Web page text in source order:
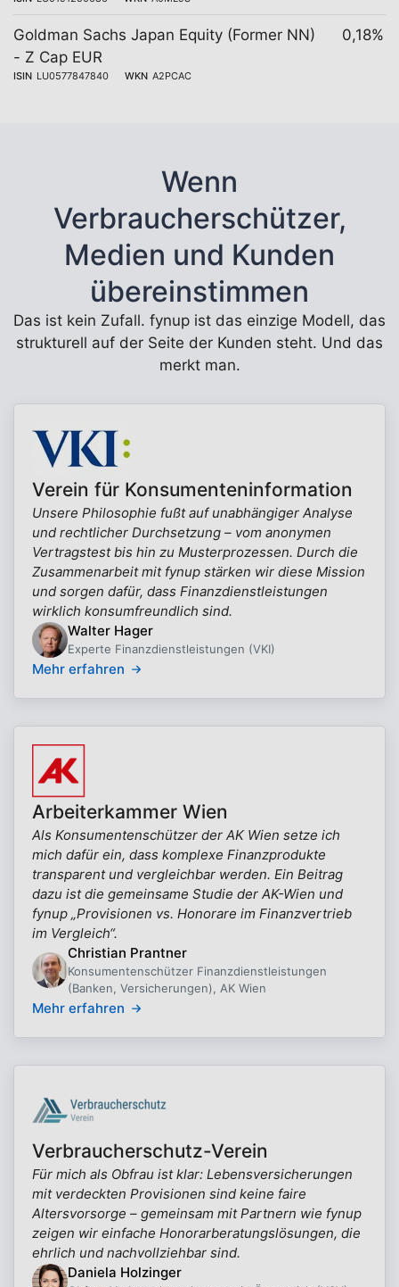
Goldman Sachs Japan Equity (Former NN)
- Z Cap EUR
ISIN LU0577847840 WKN A2PCAC
0,18%
Wenn
Verbraucherschützer,
Medien und Kunden
übereinstimmen
Das ist kein Zufall. fynup ist das einzige Modell, das
strukturell auf der Seite der Kunden steht. Und das
merkt man.
Verein für Konsumenteninformation
Unsere Philosophie fußt auf unabhängiger Analyse
und rechtlicher Durchsetzung – vom anonymen
Vertragstest bis hin zu Musterprozessen. Durch die
Zusammenarbeit mit fynup stärken wir diese Mission
und sorgen dafür, dass Finanzdienstleistungen
wirklich konsumfreundlich sind.
Walter Hager
Experte Finanzdienstleistungen (VKI)
Mehr erfahren
Arbeiterkammer Wien
Als Konsumentenschützer der AK Wien setze ich
mich dafür ein, dass komplexe Finanzprodukte
transparent und vergleichbar werden. Ein Beitrag
dazu ist die gemeinsame Studie der AK-Wien und
fynup „Provisionen vs. Honorare im Finanzvertrieb
im Vergleich“.
Christian Prantner
Konsumentenschützer Finanzdienstleistungen
(Banken, Versicherungen), AK Wien
Mehr erfahren
Verbraucherschutz-Verein
Für mich als Obfrau ist klar: Lebensversicherungen
mit verdeckten Provisionen sind keine faire
Altersvorsorge – gemeinsam mit Partnern wie fynup
zeigen wir einfache Honorarberatungslösungen, die
ehrlich und nachvollziehbar sind.
Daniela Holzinger